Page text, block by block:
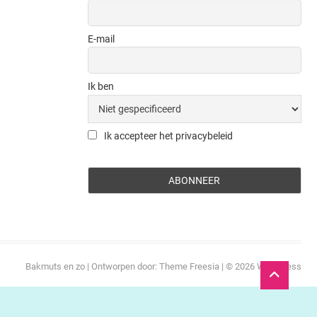
E-mail
Ik ben
Ik accepteer het privacybeleid
Bakmuts en zo | Ontworpen door: Theme Freesia | © 2026 WordPress